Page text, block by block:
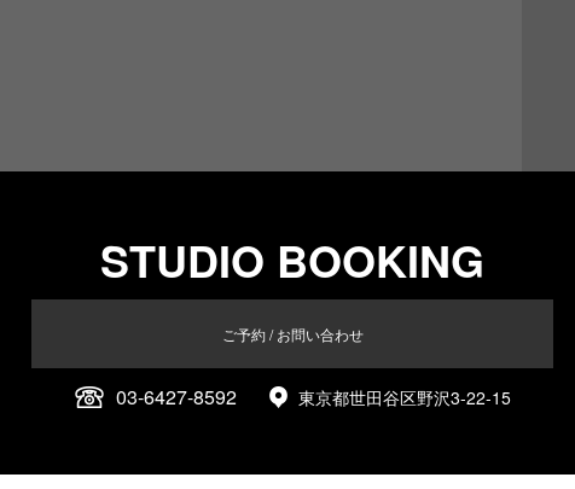
STUDIO BOOKING
ご予約 / お問い合わせ
03-6427-8592 東京都世田谷区野沢3-22-15